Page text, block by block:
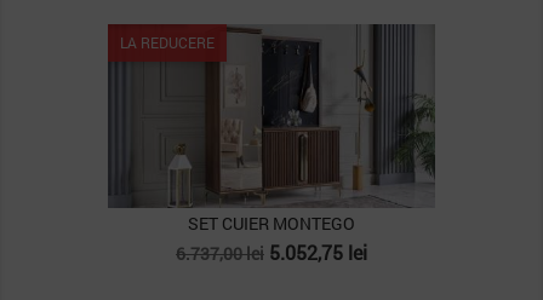
LA REDUCERE
SET CUIER MONTEGO
Pret
6.737,00 lei Pret
5.052,75 lei